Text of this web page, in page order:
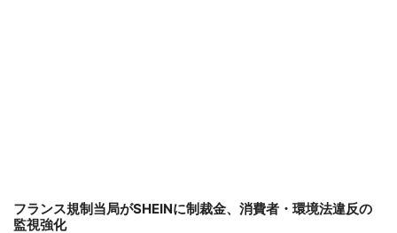
フランス規制当局がSHEINに制裁金、消費者・環境法違反の
監視強化